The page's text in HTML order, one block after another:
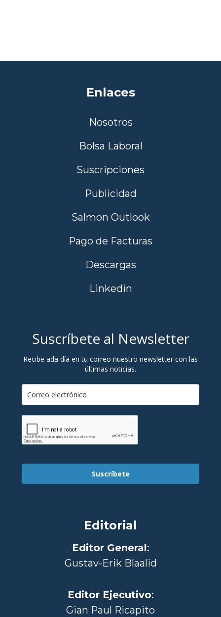
Enlaces
Nosotros
Bolsa Laboral
Suscripciones
Publicidad
Salmon Outlook
Pago de Facturas
Descargas
Linkedin
Suscríbete al Newsletter
Recibe ada día en tu correo nuestro newsletter con las
últimas noticias.
Suscríbete
Editorial
Editor General:
Gustav-Erik Blaalid
Editor Ejecutivo:
Gian Paul Ricapito